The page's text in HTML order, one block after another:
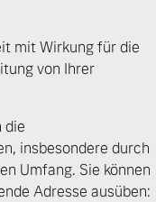
mit Wirkung für die
von Ihrer
die
insbesondere durch
Umfang. Sie können
Adresse ausüben: